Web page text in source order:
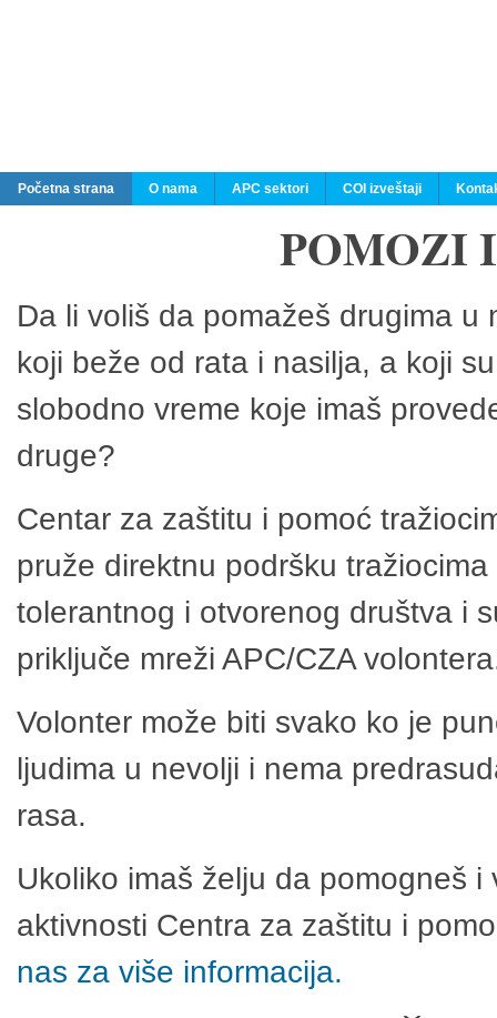
Početna strana O nama APC sektori COI izveštaji
POMOZI
Da li voliš da pomažeš drugima
koji beže od rata i nasilja, a koji
slobodno vreme koje imaš
druge?
Centar za zaštitu i pomoć
pruže direktnu podršku
tolerantnog i otvorenog društva i
priključe mreži APC/CZA
Volonter može biti svako ko je
ljudima u nevolji i nema
rasa.
Ukoliko imaš želju da pomogneš
aktivnosti Centra za zaštitu i
nas za više informacija.